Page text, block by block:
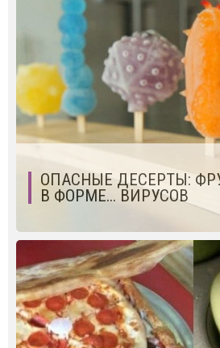
ОПАСНЫЕ ДЕСЕРТЫ:
В ФОРМЕ... ВИРУСОВ